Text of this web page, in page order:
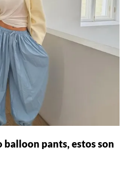
balloon pants, estos son